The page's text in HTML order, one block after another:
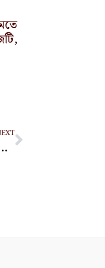
উত্তর’ উপজেলা
Next